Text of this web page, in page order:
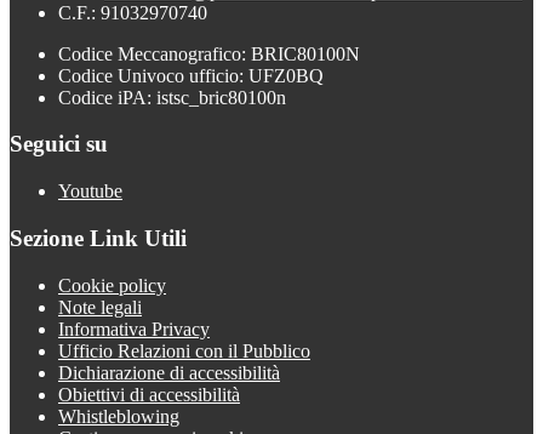
C.F.: 91032970740
Codice Meccanografico: BRIC80100N
Codice Univoco ufficio: UFZ0BQ
Codice iPA: istsc_bric80100n
Seguici su
Youtube
Sezione Link Utili
Cookie policy
Note legali
Informativa Privacy
Ufficio Relazioni con il Pubblico
Dichiarazione di accessibilità
Obiettivi di accessibilità
Whistleblowing